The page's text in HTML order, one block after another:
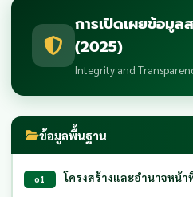
การเปิดเผยข้อมูล
(2025)
Integrity and
ข้อมูลพื้นฐาน
o1 โครงสร้างและอำนาจหน้า